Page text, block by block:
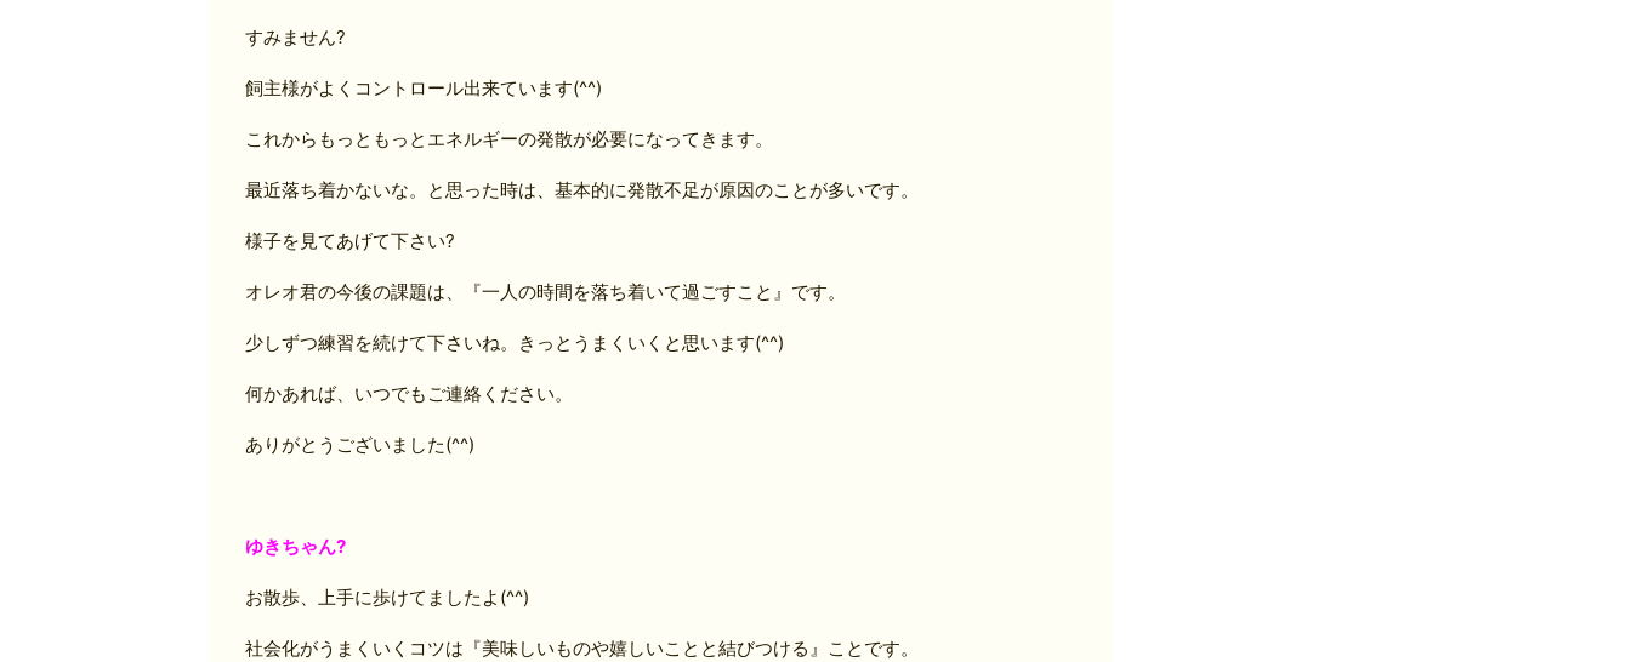
すみません?
飼主様がよくコントロール出来ています(^^)
これからもっともっとエネルギーの発散が必要になってきます。
最近落ち着かないな。と思った時は、基本的に発散不足が原因のことが多いです。
様子を見てあげて下さい?
オレオ君の今後の課題は、『一人の時間を落ち着いて過ごすこと』です。
少しずつ練習を続けて下さいね。きっとうまくいくと思います(^^)
何かあれば、いつでもご連絡ください。
ありがとうございました(^^)
ゆきちゃん?
お散歩、上手に歩けてましたよ(^^)
社会化がうまくいくコツは『美味しいものや嬉しいことと結びつける』ことです。